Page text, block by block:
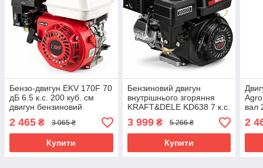
Бензо-двигун EKV 170F 70
дБ 6.5 к.с. 200 куб. см
двигун бензиновий
повітряного охолодження
2 465 ₴ 3 065 ₴
Купити
Бензиновий двигун
внутрішнього згоряння
KRAFT&DELE KD638 7 к.с.
20 мм двигун для
сільськогосподарської
техніки
3 999₴ 5 266 ₴
Купити
вал
2